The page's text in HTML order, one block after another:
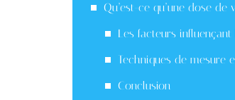
Qu’est-ce qu’une dose de
Les facteurs
Techniques de mesure
Conclusion